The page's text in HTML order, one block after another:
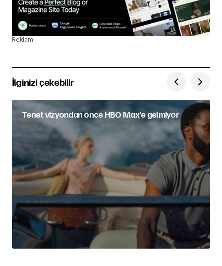
Reklam
İlginizi çekebilir
Tenet vizyondan önce HBO Max’e gelmiyor